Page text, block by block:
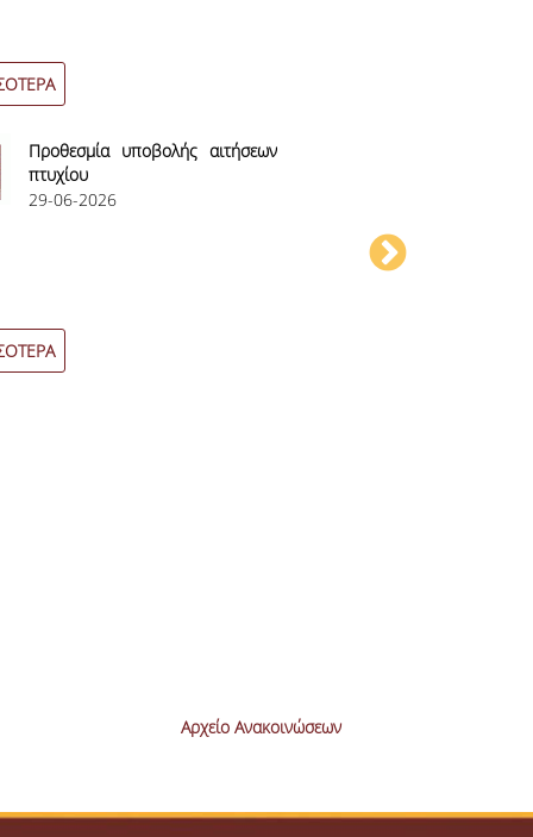
Προθεσμία υποβολής αιτήσεων
πτυχίου
29-06-2026
Αρχείο Ανακοινώσεων